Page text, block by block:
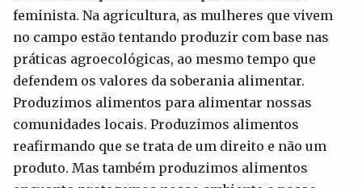
feminista. Na agricultura, as mulheres que vivem
no campo estão tentando produzir com base nas
práticas agroecológicas, ao mesmo tempo que
defendem os valores da soberania alimentar.
Produzimos alimentos para alimentar nossas
comunidades locais. Produzimos alimentos
reafirmando que se trata de um direito e não um
produto. Mas também produzimos alimentos